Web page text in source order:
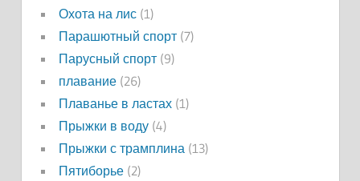
Охота на лис(1)
Парашютный спорт(7)
Парусный спорт(9)
плавание(26)
Плаванье в ластах(1)
Прыжки в воду(4)
Прыжки с трамплина (13)
Пятиборье(2)